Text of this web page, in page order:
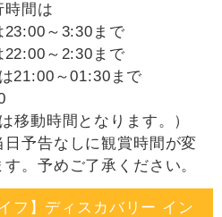
時間は
～3:30まで
～2:30まで
21:00～01:30まで
移動時間となります。）
予告なしに観賞時間が変
。予めご了承ください。
フ】ディスカバリー イン